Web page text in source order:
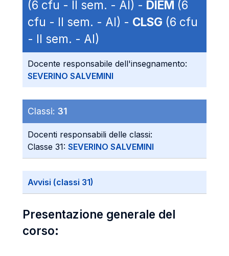
(6 cfu - II sem. - AI) - DIEM (6
cfu - II sem. - AI) - CLSG (6 cfu
- II sem. - AI)
Docente responsabile dell'insegnamento:
SEVERINO SALVEMINI
Classi: 31
Docenti responsabili delle classi:
Classe 31: SEVERINO SALVEMINI
Avvisi (classi 31)
Presentazione generale del
corso: